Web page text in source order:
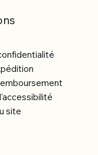
site